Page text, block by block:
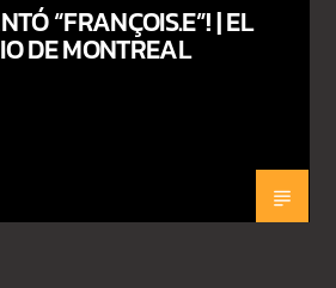
“FRANÇOIS.E”! | EL
DE MONTREAL